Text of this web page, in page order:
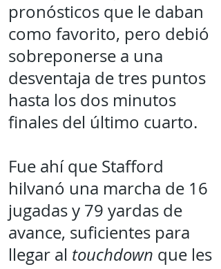
pronósticos que le daban
como favorito, pero debió
sobreponerse a una
desventaja de tres puntos
hasta los dos minutos
finales del último cuarto.
Fue ahí que Stafford
hilvanó una marcha de 16
jugadas y 79 yardas de
avance, suficientes para
llegar al touchdown que les